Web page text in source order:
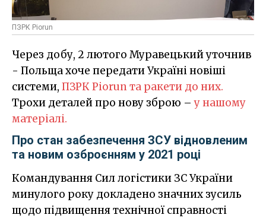
ПЗРК Piorun
Через добу, 2 лютого Муравецький уточнив
- Польща хоче передати Україні новіші
системи, ПЗРК Piorun та ракети до них.
Трохи деталей про нову зброю –у нашому
матеріалі.
Про стан забезпечення ЗСУ відновленим
та новим озброєнням у 2021 році
Командування Сил логістики ЗС України
минулого року докладено значних зусиль
щодо підвищення технічної справності